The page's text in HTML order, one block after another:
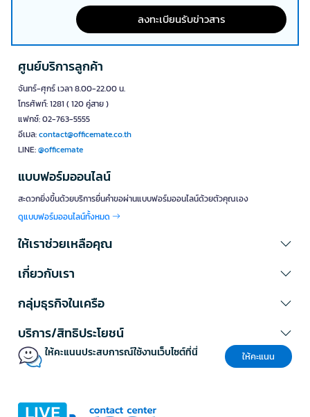
ลงทะเบียนรับข่าวสาร
ศูนย์บริการลูกค้า
จันทร์-ศุกร์ เวลา 8.00-22.00 น.
โทรศัพท์: 1281 ( 120 คู่สาย )
แฟกซ์: 02-763-5555
อีเมล:contact@officemate.co.th
LINE:@officemate
แบบฟอร์มออนไลน์
สะดวกยิ่งขึ้นด้วยบริการยื่นคำขอผ่านแบบฟอร์มออนไลน์ด้วยตัวคุณเอง
ดูแบบฟอร์มออนไลน์ทั้งหมด
ให้เราช่วยเหลือคุณ
เกี่ยวกับเรา
กลุ่มธุรกิจในเครือ
บริการ/สิทธิประโยชน์
ให้คะแนนประสบการณ์ใช้งานเว็บไซต์ที่นี่ ให้คะแนน